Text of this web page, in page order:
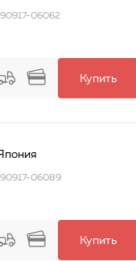
06062
Купить
06089
Купить